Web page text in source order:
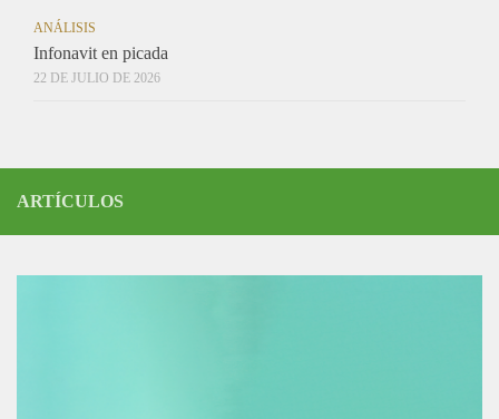
ANÁLISIS
Infonavit en picada
22 DE JULIO DE 2026
ARTÍCULOS